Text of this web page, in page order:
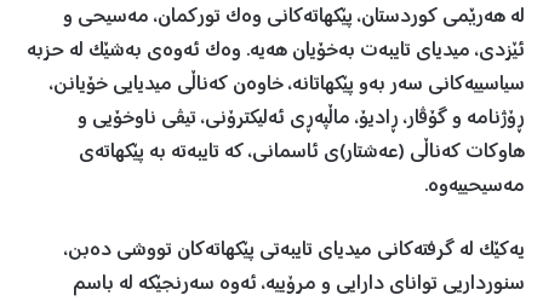
لە هەرێمی کوردستان، پێکهاتەکانی وەک تورکمان، مەسیحی و
ئێزدی، میدیای تایبەت بەخۆیان هەیە. وەک ئەوەی بەشێک لە حزبە
سیاسییەکانی سەر بەو پێکهاتانە، خاوەن کەناڵی میدیایی خۆیانن،
ڕۆژنامە و گۆڤار، ڕادیۆ، ماڵپەڕی ئەلیکترۆنی، تیڤی ناوخۆیی و
هاوکات کەناڵی (عەشتار)ی ئاسمانی، کە تایبەتە بە پێکهاتەی
مەسیحییەوە.
یەکێک لە گرفتەکانی میدیای تایبەتی پێکهاتەکان تووشی دەبن،
سنورداریی توانای دارایی و مرۆییە، ئەوە سەرنجێکە لە باسم